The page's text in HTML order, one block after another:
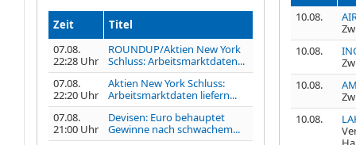
Zeit
Titel
07.08.
22:28 Uhr
ROUNDUP/Aktien New York
Schluss: Arbeitsmarktdaten...
07.08.
22:20 Uhr
Aktien New York Schluss:
Arbeitsmarktdaten liefern...
07.08.
21:00 Uhr
Devisen: Euro behauptet
Gewinne nach schwachem...
10.08.
10.08.
10.08.
10.08.